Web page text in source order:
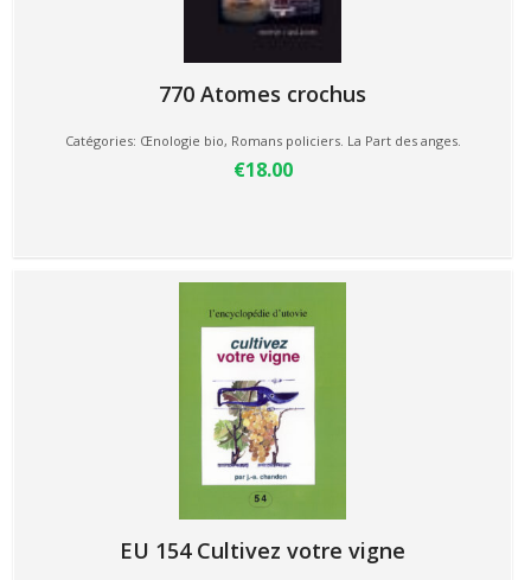
770 Atomes crochus
Catégories: Œnologie bio, Romans policiers. La Part des anges.
€18.00
EU 154 Cultivez votre vigne